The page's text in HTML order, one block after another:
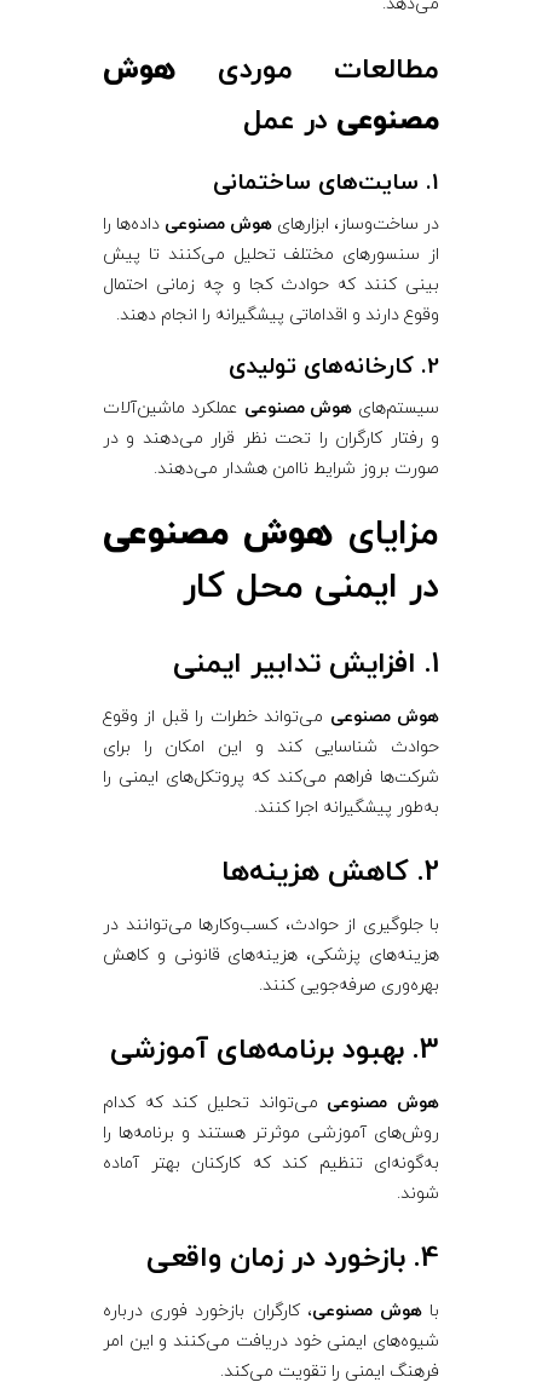
مطالعات موردی هوش
مصنوعی در عمل
1. سایت‌های ساختمانی
در ساخت‌وساز، ابزارهای هوش مصنوعی داده‌ها را
از سنسورهای مختلف تحلیل می‌کنند تا پیش
بینی کنند که حوادث کجا و چه زمانی احتمال
وقوع دارند و اقداماتی پیشگیرانه را انجام دهند.
2. کارخانه‌های تولیدی
سیستم‌های هوش مصنوعی عملکرد ماشین‌آلات
و رفتار کارگران را تحت نظر قرار می‌دهند و در
صورت بروز شرایط ناامن هشدار می‌دهند.
مزایای هوش مصنوعی
در ایمنی محل کار
1. افزایش تدابیر ایمنی
هوش مصنوعی می‌تواند خطرات را قبل از وقوع
حوادث شناسایی کند و این امکان را برای
شرکت‌ها فراهم می‌کند که پروتکل‌های ایمنی را
به‌طور پیشگیرانه اجرا کنند.
2. کاهش هزینه‌ها
با جلوگیری از حوادث، کسب‌وکارها می‌توانند در
هزینه‌های پزشکی، هزینه‌های قانونی و کاهش
بهره‌وری صرفه‌جویی کنند.
3. بهبود برنامه‌های آموزشی
هوش مصنوعی می‌تواند تحلیل کند که کدام
روش‌های آموزشی موثرتر هستند و برنامه‌ها را
به‌گونه‌ای تنظیم کند که کارکنان بهتر آماده
شوند.
4. بازخورد در زمان واقعی
باهوش مصنوعی، کارگران بازخورد فوری درباره
شیوه‌های ایمنی خود دریافت می‌کنند و این امر
فرهنگ ایمنی را تقویت می‌کند.